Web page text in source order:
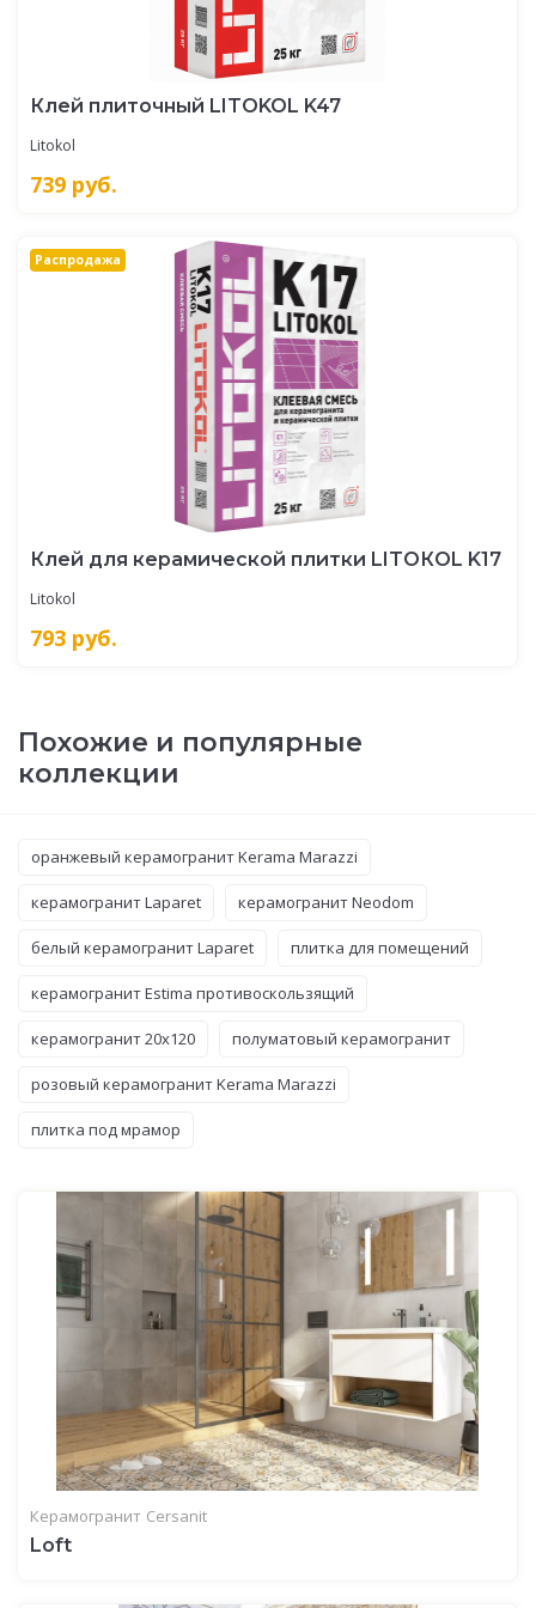
Клей плиточный LITOKOL K47
Litokol
739 руб.
Распродажа
Клей для керамической плитки LITOКOL K17
Litokol
793 руб.
Похожие и популярные
коллекции
оранжевый керамогранит Kerama Marazzi
керамогранит Laparet керамогранит Neodom
белый керамогранит Laparet плитка для помещений
керамогранит Estima противоскользящий
керамогранит 20x120 полуматовый керамогранит
розовый керамогранит Kerama Marazzi
плитка под мрамор
Керамогранит Cersanit
Loft